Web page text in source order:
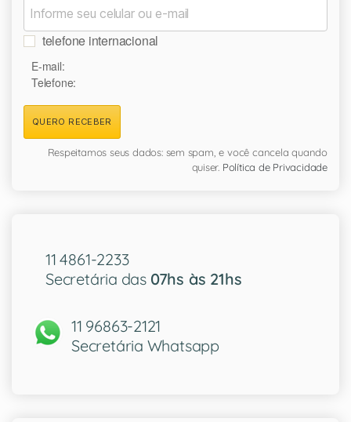
telefone internacional
E-mail:
Telefone:
QUERO RECEBER
Respeitamos seus dados: sem spam, e você cancela quando
quiser. Política de Privacidade
11 4861-2233
Secretária das 07hs às 21hs
11 96863-2121
Secretária Whatsapp